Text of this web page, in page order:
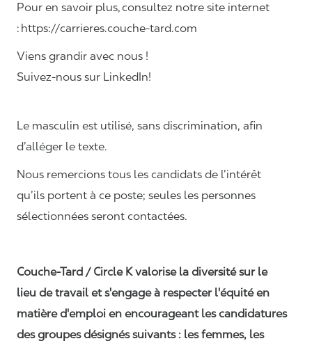
Pour en savoir plus, consultez notre site internet
: https://carrieres.couche-tard.com
Viens grandir avec nous !
Suivez-nous sur LinkedIn!
Le masculin est utilisé, sans discrimination, afin
d’alléger le texte.
Nous remercions tous les candidats de l’intérêt
qu’ils portent à ce poste; seules les personnes
sélectionnées seront contactées.
Couche-Tard / Circle K valorise la diversité sur le
lieu de travail et s'engage à respecter l'équité en
matière d'emploi en encourageant les candidatures
des groupes désignés suivants : les femmes, les